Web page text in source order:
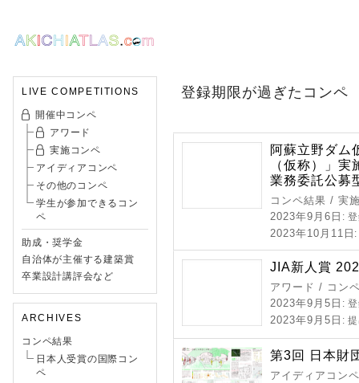
LIVE COMPETITIONS
開催中コンペ
アワード
実施コンペ
アイディアコンペ
その他のコンペ
学生が参加できるコン
ペ
助成・奨学金
自治体が主催する建築賞
卒業設計講評会など
ARCHIVES
コンペ結果
日本人受賞の国際コン
ペ
登録期限が過ぎたコンペ
阿蘇立野ダム
（仮称）」
業務委託公募
コンペ結果 / 実
2023年9月6日 :
2023年10月11日
JIA新人賞
アワード / コン
2023年9月5日 :
2023年9月5日 :
第3回 日本財
アイディアコン